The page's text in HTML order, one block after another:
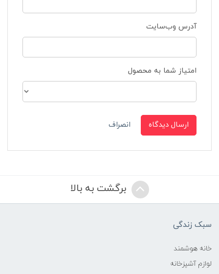
آدرس وب‌سایت
امتیاز شما به محصول
ارسال دیدگاه انصراف
برگشت به بالا
سبک زندگی
خانه هوشمند
لوازم آشپزخانه